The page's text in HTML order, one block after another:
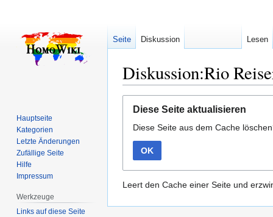
Diskussion:Rio
Navigation
springen
Suche
springen
Diese Seite aktualisieren
Diese Seite aus dem Cache
OK
Leert den Cache einer Seite und
Seite Diskussion Lesen
Hauptseite
Kategorien
Letzte Änderungen
Zufällige Seite
Hilfe
Impressum
Werkzeuge
Links auf diese Seite